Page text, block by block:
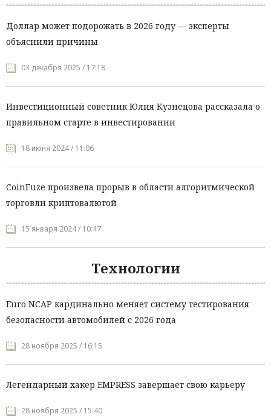
Доллар может подорожать в 2026 году — эксперты
объяснили причины
03 декабря 2025 / 17:18
Инвестиционный советник Юлия Кузнецова рассказала о
правильном старте в инвестировании
18 июня 2024 / 11:06
CoinFuze произвела прорыв в области алгоритмической
торговли криптовалютой
15 января 2024 / 10:47
Технологии
Euro NCAP кардинально меняет систему тестирования
безопасности автомобилей с 2026 года
28 ноября 2025 / 16:15
Легендарный хакер EMPRESS завершает свою карьеру
28 ноября 2025 / 15:40